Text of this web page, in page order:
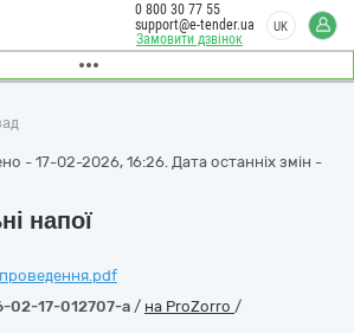
Замовити дзвінок
0 800 30 77 55
support@e-tender.ua
UK
- 17-02-2026, 16:26. Дата останніх змін -
напої
02-17-012707-a / на ProZorro /